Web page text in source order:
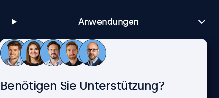
Anwendungen
Kundenservice
Benötigen Sie Unterstützung?